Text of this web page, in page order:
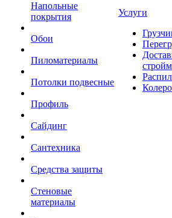
Напольные
покрытия
Обои
Пиломатериалы
Потолки подвесные
Профиль
Сайдинг
Сантехника
Средства защиты
Стеновые
материалы
Услуги